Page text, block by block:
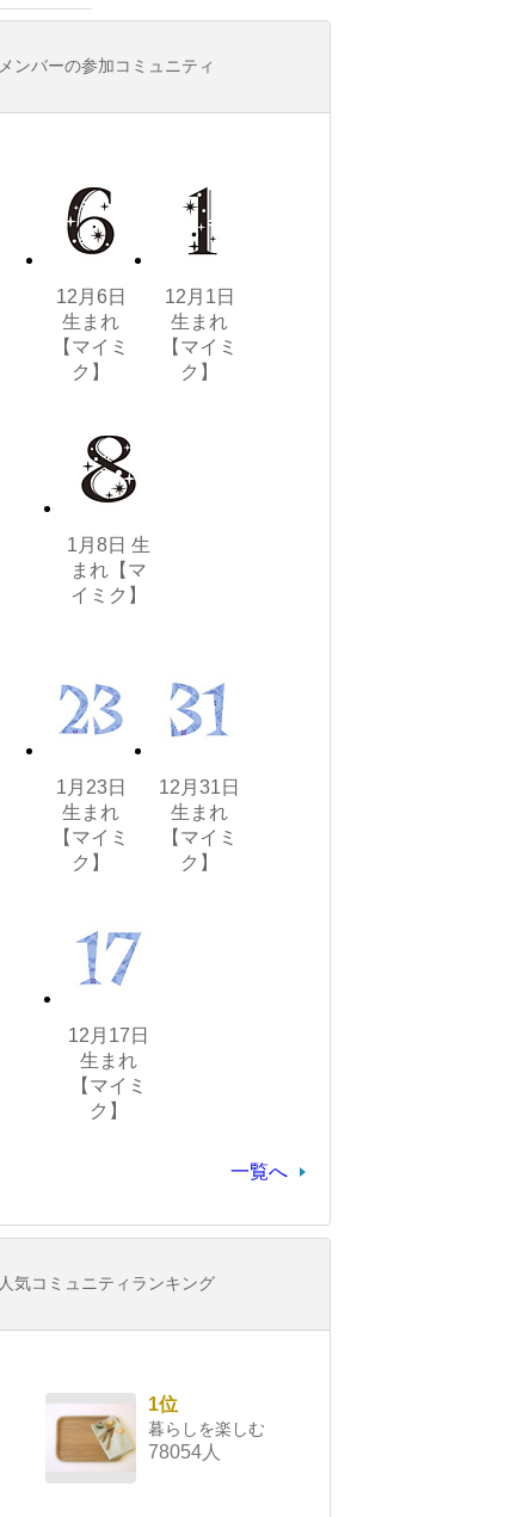
メンバーの参加コミュニティ
12月6日
生まれ
【マイミ
ク】
12月1日
生まれ
【マイミ
ク】
1月8日 生
まれ【マ
イミク】
1月23日
生まれ
【マイミ
ク】
12月31日
生まれ
【マイミ
ク】
12月17日
生まれ
【マイミ
ク】
一覧へ
人気コミュニティランキング
1位
暮らしを楽しむ
78054人